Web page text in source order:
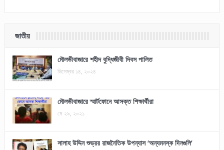
জাতীয়
মৌলভীবাজারে শহীদ বুদ্ধিজীবী দিবস পালিত
ডিসেম্বর ১৪, ২০২৪
মৌলভীবাজারে স্মার্টফোনে আসক্ত শিক্ষার্থীরা
মে ২৯, ২০২১
সালাহ উদ্দিন শুভ্রর রাজনৈতিক উপন্যাস ‘অন্যমনস্ক দিনগুলি’